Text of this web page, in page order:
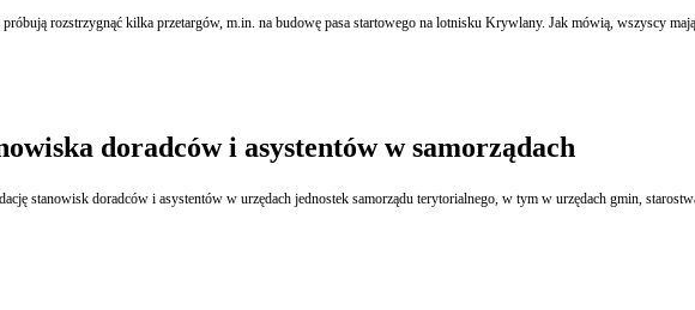
kilka przetargów, m.in. na budowę pasa startowego na lotnisku Krywlany. Jak mówią, wszyscy mają inne zajęcia, a ceny
doradców i asystentów w samorządach